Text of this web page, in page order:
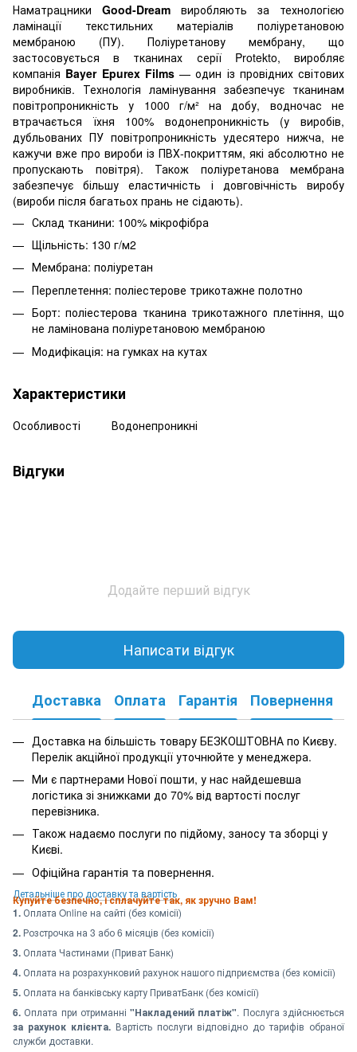
Наматрацники Good-Dream виробляють за технологією
ламінації текстильних матеріалів поліуретановою
мембраною (ПУ). Поліуретанову мембрану, що
застосовується в тканинах серії Protekto, виробляє
компанія Bayer Epurex Films— один із провідних світових
виробників. Технологія ламінування забезпечує тканинам
повітропроникність у 1000 г/м² на добу, водночас не
втрачається їхня 100% водонепроникність (у виробів,
дубльованих ПУ повітропроникність удесятеро нижча, не
кажучи вже про вироби із ПВХ-покриттям, які абсолютно не
пропускають повітря). Також поліуретанова мембрана
забезпечує більшу еластичність і довговічність виробу
(вироби після багатьох прань не сідають).
Склад тканини: 100% мікрофібра
Щільність: 130 г/м2
Мембрана: поліуретан
Переплетення: поліестерове трикотажне полотно
Борт: поліестерова тканина трикотажного плетіння, що
не ламінована поліуретановою мембраною
Модифікація: на гумках на кутах
Характеристики
Особливості Водонепроникні
Відгуки
Додайте перший відгук
Написати відгук
Доставка Оплата Гарантія Повернення
Доставка на більшість товару БЕЗКОШТОВНА по Києву.
Перелік акційної продукції уточнюйте у менеджера.
Ми є партнерами Нової пошти, у нас найдешевша
логістика зі знижками до 70% від вартості послуг
перевізника.
Також надаємо послуги по підйому, заносу та зборці у
Києві.
Офіційна гарантія та повернення.
Детальніше про доставку та вартість
Купуйте безпечно, і сплачуйте так, як зручно Вам!
1. Оплата Online на сайті (без комісії)
2. Розстрочка на 3 або 6 місяців (без комісії)
3. Оплата Частинами (Приват Банк)
4. Оплата на розрахунковий рахунок нашого підприємства (без комісії)
5. Оплата на банківську карту ПриватБанк (без комісії)
6. Оплата при отриманні "Накладений платіж". Послуга здійснюється
за рахунок клієнта.Вартість послуги відповідно до тарифів обраної
служби доставки.